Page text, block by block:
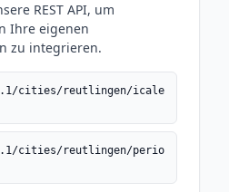
REST API, um
Ihre eigenen
zu integrieren.
cities/reutlingen/icale
cities/reutlingen/perio